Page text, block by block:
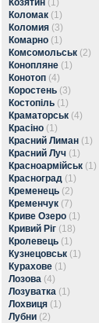
Козятин (1)
Коломак (1)
Коломия (3)
Комарно (1)
Комсомольськ (2)
Конопляне (1)
Конотоп (4)
Коростень (3)
Костопіль (1)
Краматорськ (4)
Красіно (1)
Красний Лиман (1)
Красний Луч (1)
Красноармійськ (1)
Красноград (1)
Кременець (2)
Кременчук (7)
Криве Озеро (1)
Кривий Ріг (18)
Кролевець (1)
Кузнецовськ (1)
Курахове (1)
Лозова (4)
Лозуватка (1)
Лохвиця (1)
Лубни (2)